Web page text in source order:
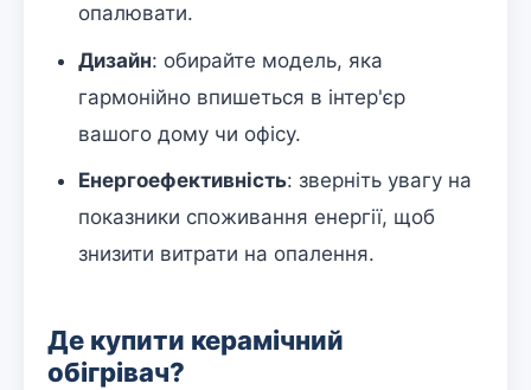
опалювати.
Дизайн: обирайте модель, яка
гармонійно впишеться в інтер'єр
вашого дому чи офісу.
Енергоефективність: зверніть увагу на
показники споживання енергії, щоб
знизити витрати на опалення.
Де купити керамічний
обігрівач?